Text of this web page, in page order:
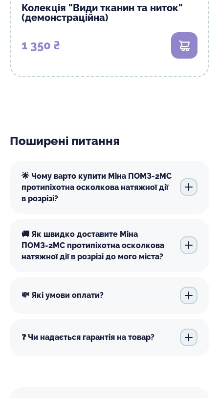
Колекція "Види тканин та ниток"
(демонстраційна)
1 350 ₴ В кошик
Поширені питання
🌟 Чому варто купити Міна ПОМЗ-2МС
протипіхотна осколкова натяжної дії
в розрізі?
🚚 Як швидко доставите Міна
ПОМЗ-2МС протипіхотна осколкова
натяжної дії в розрізі до мого міста?
💸 Які умови оплати?
❓ Чи надається гарантія на товар?